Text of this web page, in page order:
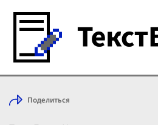
Войти с Telegram
Поделиться